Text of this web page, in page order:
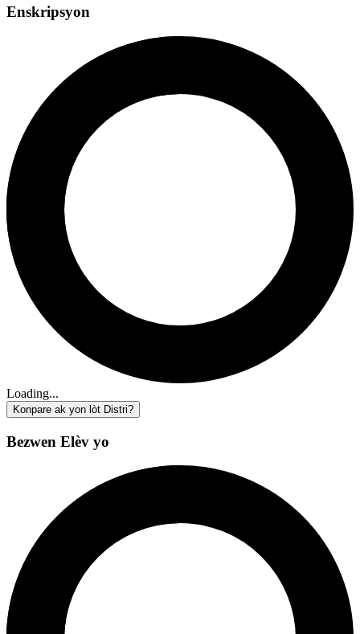
Enskripsyon
Loading...
Konpare ak yon lòt Distri?
Bezwen Elèv yo